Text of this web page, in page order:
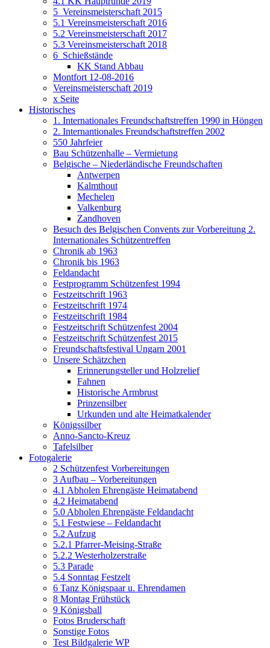
5_Vereinsmeisterschaft 2015
5.1 Vereinsmeisterschaft 2016
5.2 Vereinsmeisterschaft 2017
5.3 Vereinsmeisterschaft 2018
6_Schießstände
KK Stand Abbau
Montfort 12-08-2016
Vereinsmeisterschaft 2019
x Seite
Historisches
1. Internationales Freundschaftstreffen 1990 in Höngen
2. Internantionales Freundschaftstreffen 2002
550 Jahrfeier
Bau Schützenhalle – Vermietung
Belgische – Niederländische Freundschaften
Antwerpen
Kalmthout
Mechelen
Valkenburg
Zandhoven
Besuch des Belgischen Convents zur Vorbereitung 2.
Internationales Schützentreffen
Chronik ab 1963
Chronik bis 1963
Feldandacht
Festprogramm Schützenfest 1994
Festzeitschrift 1963
Festzeitschrift 1974
Festzeitschrift 1984
Festzeitschrift Schützenfest 2004
Festzeitschrift Schützenfest 2015
Freundschaftsfestival Ungarn 2001
Unsere Schätzchen
Erinnerungsteller und Holzrelief
Fahnen
Historische Armbrust
Prinzensilber
Urkunden und alte Heimatkalender
Königssilber
Anno-Sancto-Kreuz
Tafelsilber
Fotogalerie
2 Schützenfest Vorbereitungen
3 Aufbau – Vorbereitungen
4.1 Abholen Ehrengäste Heimatabend
4.2 Heimatabend
5.0 Abholen Ehrengäste Feldandacht
5.1 Festwiese – Feldandacht
5.2 Aufzug
5.2.1 Pfarrer-Meising-Straße
5.2.2 Westerholzerstraße
5.3 Parade
5.4 Sonntag Festzelt
6 Tanz Königspaar u. Ehrendamen
8 Montag Frühstück
9 Königsball
Fotos Bruderschaft
Sonstige Fotos
Test Bildgalerie WP